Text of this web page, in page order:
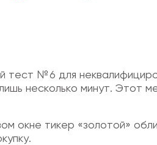
тест № 6 для
несколько минут. Этот
окне тикер «золотой»